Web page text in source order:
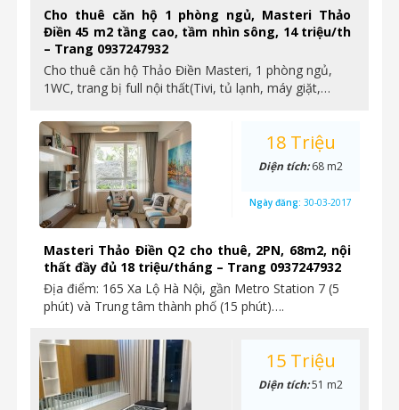
Cho thuê căn hộ 1 phòng ngủ, Masteri Thảo
Điền 45 m2 tầng cao, tầm nhìn sông, 14 triệu/th
– Trang 0937247932
Cho thuê căn hộ Thảo Điền Masteri, 1 phòng ngủ,
1WC, trang bị full nội thất(Tivi, tủ lạnh, máy giặt,…
Masteri Thảo Điền Q2 cho thuê, 2PN, 68m2, nội
thất đầy đủ 18 triệu/tháng – Trang 0937247932
Địa điểm: 165 Xa Lộ Hà Nội, gần Metro Station 7 (5
phút) và Trung tâm thành phố (15 phút)….
18 Triệu
Diện tích:68 m2
Ngày đăng: 30-03-2017
15 Triệu
Diện tích:51 m2